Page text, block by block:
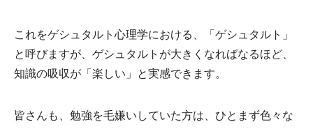
これをゲシュタルト心理学における、「ゲシュタルト」
と呼びますが、ゲシュタルトが大きくなればなるほど、
知識の吸収が「楽しい」と実感できます。
皆さんも、勉強を毛嫌いしていた方は、ひとまず色々な